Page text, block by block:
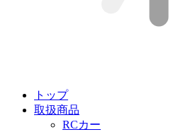
トップ
取扱商品
RCカー